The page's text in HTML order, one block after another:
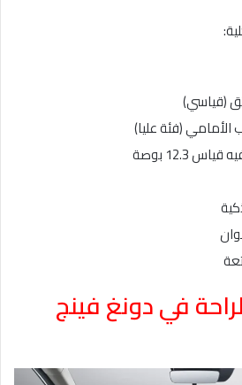
(قياسي)
(فئة عليا)
12.3 بوصة
في دونغ فينج